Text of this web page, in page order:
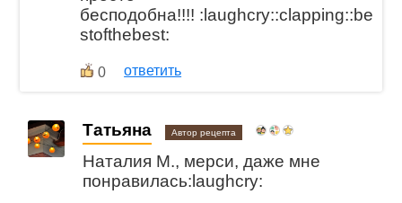
бесподобна!!!! :laughcry::clapping::be
stofthebest:
0 ответить
Татьяна Автор рецепта
Наталия М., мерси, даже мне
понравилась:laughcry: